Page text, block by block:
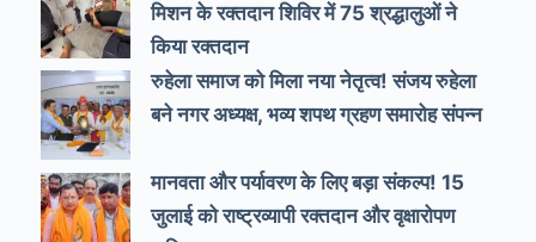
मिशन के रक्तदान शिविर में 75 श्रद्धालुओं ने
किया रक्तदान
रुहेला समाज को मिला नया नेतृत्व! संजय रुहेला
बने नगर अध्यक्ष, भव्य शपथ ग्रहण समारोह संपन्न
मानवता और पर्यावरण के लिए बड़ा संकल्प! 15
जुलाई को राष्ट्रव्यापी रक्तदान और वृक्षारोपण